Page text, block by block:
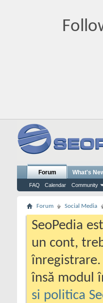
Forum
FAQ Calendar Community
What's
Forum Social Media
SeoPedia
un cont,
însă modul
si politica